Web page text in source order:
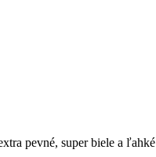
pevné, super biele a ľahké